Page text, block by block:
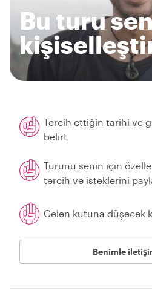
Bu turu
Tercih ettiğin tarihi ve
belirt
Turunu senin için
tercih ve isteklerini
Gelen kutuna düşecek
Benimle